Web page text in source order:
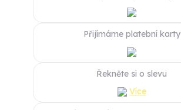
Přijímáme platební karty
Řekněte si o slevu
Více